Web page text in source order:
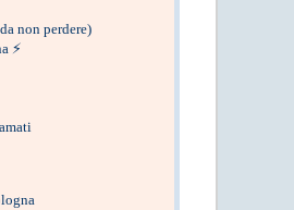
non perdere)
⚡